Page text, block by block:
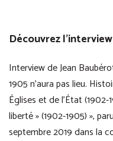
Découvrez
Interview de Jean
1905 n’aura pas lieu.
Églises et de l’État (1902-
liberté » (1902-1905) »,
septembre 2019 dans la